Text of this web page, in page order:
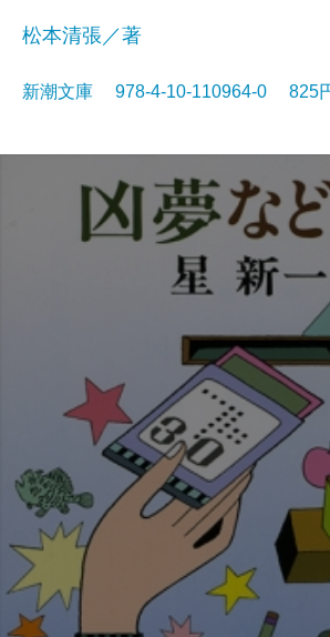
松本清張／著
新潮文庫 978-4-10-110964-0 825